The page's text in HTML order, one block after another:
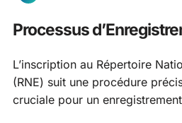
Processus
L’inscription au Répertoire
(RNE) suit une procédure
cruciale pour un